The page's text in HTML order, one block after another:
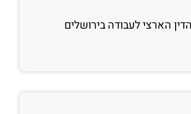
הארצי לעבודה בירושלים